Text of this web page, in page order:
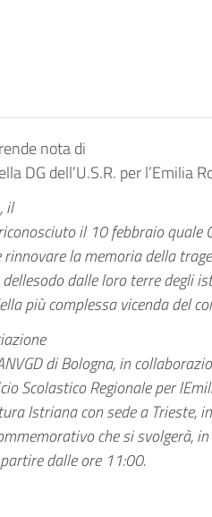
nota di
DG dell’U.S.R. per l’Emilia
il
il 10 febbraio quale
rinnovare la memoria della
dalle loro terre degli
più complessa vicenda del
di Bologna, in
Scolastico Regionale per
Istriana con sede a Trieste,
che si svolgerà,
dalle ore 11:00.